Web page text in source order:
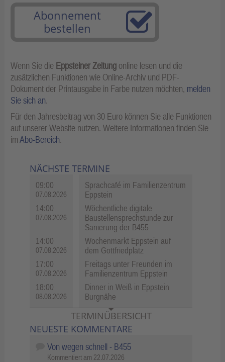
Abonnement
bestellen
Wenn Sie die Eppsteiner Zeitung online lesen und die
zusätzlichen Funktionen wie Online-Archiv und PDF-
Dokument der Printausgabe in Farbe nutzen möchten, melden
Sie sich an.
Für den Jahresbeitrag von 30 Euro können Sie alle Funktionen
auf unserer Website nutzen. Weitere Informationen finden Sie
imAbo-Bereich.
NÄCHSTE TERMINE
09:00
07.08.2026
Sprachcafé im Familienzentrum
Eppstein
14:00
07.08.2026
Wöchentliche digitale
Baustellensprechstunde zur
Sanierung der B455
14:00
07.08.2026
Wochenmarkt Eppstein auf
dem Gottfriedplatz
17:00
07.08.2026
Freitags unter Freunden im
Familienzentrum Eppstein
18:00
08.08.2026
Dinner in Weiß in Eppstein
Burgnähe
TERMINÜBERSICHT
NEUESTE KOMMENTARE
Von wegen schnell - B455
Kommentiert am 22.07.2026